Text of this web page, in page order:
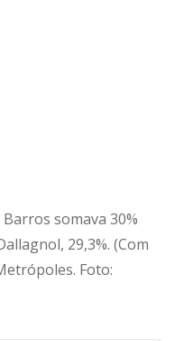
somava 30%
29,3%. (Com
Foto: